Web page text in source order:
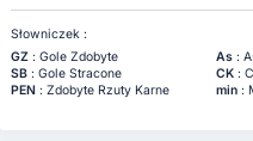
Słowniczek :
GZ: Gole Zdobyte As:
SB: Gole Stracone CK:
PEN: Zdobyte Rzuty Karne min: